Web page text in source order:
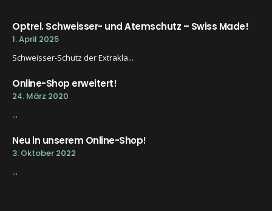
Optrel. Schweisser- und Atemschutz – Swiss Made!
1. April 2025
Schweisser-Schutz der Extrakla...
Online-Shop erweitert!
24. März 2020
...
Neu in unserem Online-Shop!
3. Oktober 2022
...